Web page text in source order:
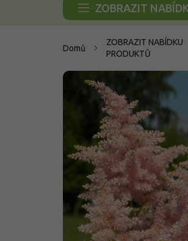
ZOBRAZIT
Domů
ZOBRAZIT NABÍDKU
PRODUKTŮ